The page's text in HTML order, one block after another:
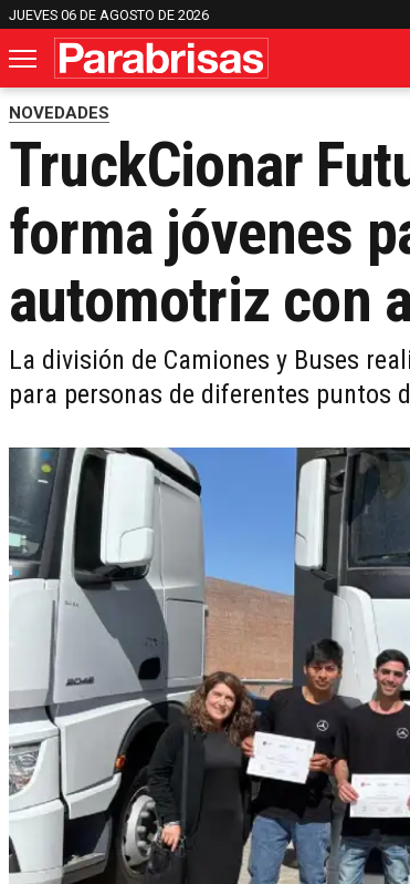
JUEVES 06 DE AGOSTO DE 2026
NOVEDADES
TruckCionar
forma jóvenes
automotriz con
La división de Camiones y Buses
para personas de diferentes puntos